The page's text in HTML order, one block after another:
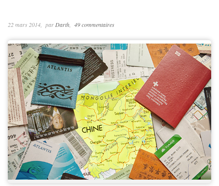
22 mars 2014 parDarth 49 commentaires